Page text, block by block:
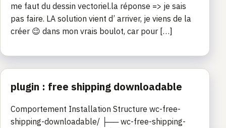
me faut du dessin vectoriel.la réponse => je sais
pas faire. LA solution vient d’ arriver, je viens de la
créer 😉 dans mon vrais boulot, car pour […]
plugin : free shipping downloadable
Comportement Installation Structure wc-free-
shipping-downloadable/ ├── wc-free-shipping-